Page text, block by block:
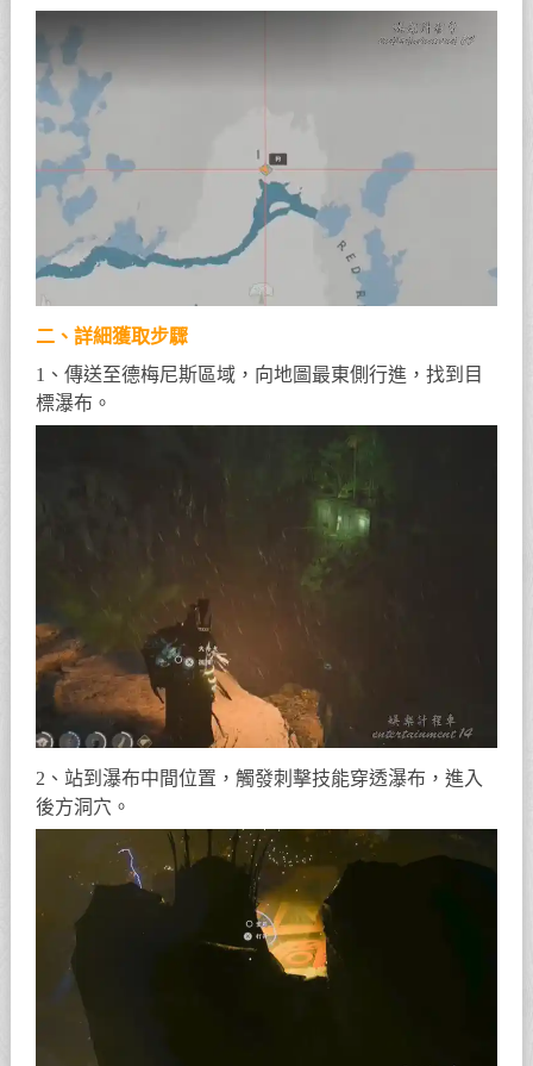
二、詳細獲取步驟
1、傳送至德梅尼斯區域，向地圖最東側行進，找到目
標瀑布。
2、站到瀑布中間位置，觸發刺擊技能穿透瀑布，進入
後方洞穴。